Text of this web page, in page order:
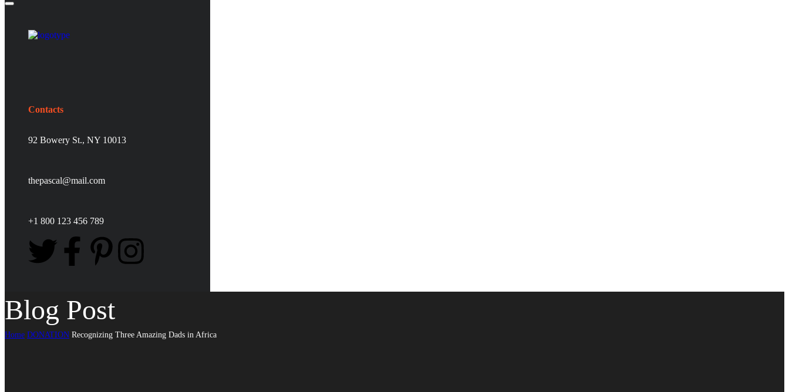
Contacts
92 Bowery St., NY 10013
thepascal@mail.com
+1 800 123 456 789
Blog Post
Home DONATION Recognizing Three Amazing Dads in Africa